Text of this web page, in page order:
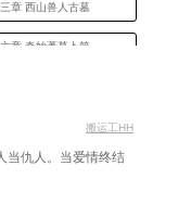
章 西山兽人古墓
章 奇妙蓍草卜筮
二章 木箱里的货物
章 林中烂桃结义
搬运工HH
当仇人。当爱情终结